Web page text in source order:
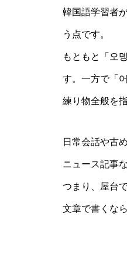
韓国語学習者
う点です。
もともと「오
す。一方で「
練り物全般を
日常会話や古
ニュース記事
つまり、屋台
文章で書くな